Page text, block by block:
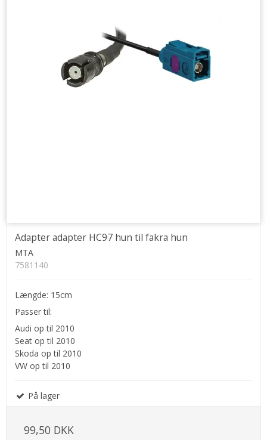
Adapter adapter HC97 hun til fakra hun
MTA
7581140
Længde: 15cm
Passer til:
Audi op til 2010
Seat op til 2010
Skoda op til 2010
VW op til 2010
På lager
99,50 DKK